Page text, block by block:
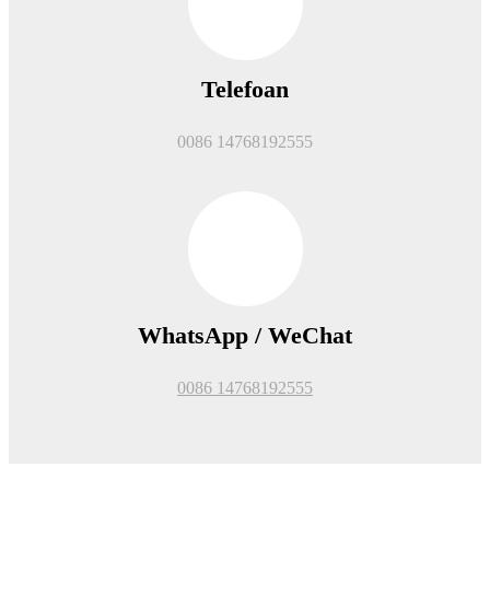
Telefoan
0086 14768192555
WhatsApp / WeChat
0086 14768192555